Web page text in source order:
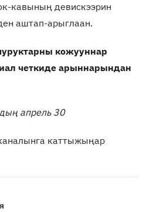
кавының девискээрин
аштап-арыглаан.
кожууннар
четкиде арыннарындан
апрель 30
каттыжыңар